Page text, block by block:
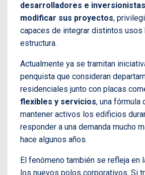
desarrolladores e
modificar sus proyectos,
capaces de integrar distintos usos
estructura.
Actualmente ya se tramitan
penquista que consideran
residenciales junto con placas
flexibles y servicios, una fórmula
mantener activos los edificios
responder a una demanda mucho
hace algunos años.
El fenómeno también se refleja en
los nuevos polos corporativos. Si